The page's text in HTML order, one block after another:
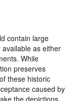
contain large
as either
While
preserves
these historic
caused by
the depictions